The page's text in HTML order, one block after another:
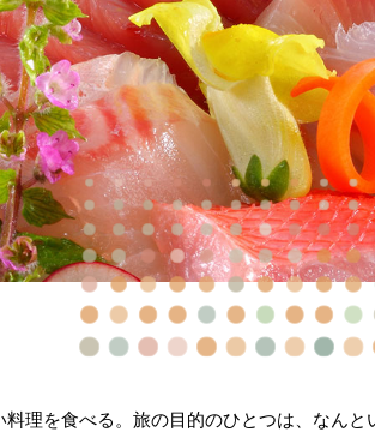
料理を食べる。旅の目的のひとつは、なんと